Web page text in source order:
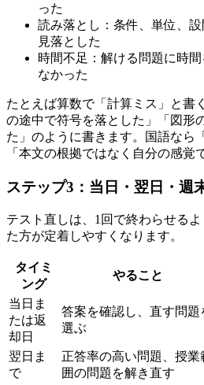
った
読み落とし：条件、単位、
見落とした
時間不足：解ける問題に時
なかった
たとえば算数で「計算ミス」と書
の途中で符号を落とした」「図形
た」のように書きます。国語なら
「本文の根拠ではなく自分の感覚
ステップ3：当日・翌日・週
テスト直しは、1回で終わらせる
た方が定着しやすくなります。
タイミ
ング
やること
当日ま
たは返
却日
答案を確認し、直す問題
選ぶ
翌日ま
で
正答率の高い問題、授業
囲の問題を解き直す